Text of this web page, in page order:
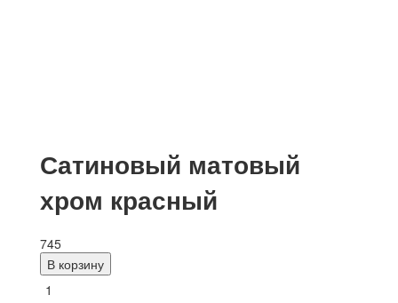
Сатиновый матовый
хром красный
745
В корзину